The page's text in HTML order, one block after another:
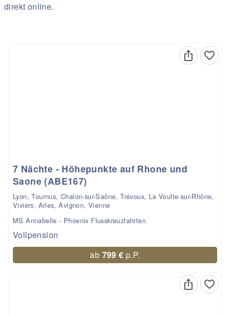
direkt online.
7 Nächte - Höhepunkte auf Rhone und
Saone (ABE167)
Lyon, Tournus, Chalon-sur-Saône, Trévoux, La Voulte-sur-Rhône,
Viviers, Arles, Avignon, Vienne
MS Annabelle - Phoenix Flusskreuzfahrten
Vollpension
ab 799 € p.P.